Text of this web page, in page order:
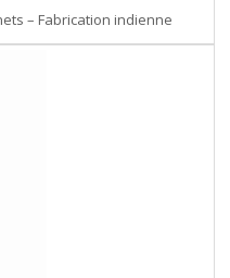
– Fabrication indienne